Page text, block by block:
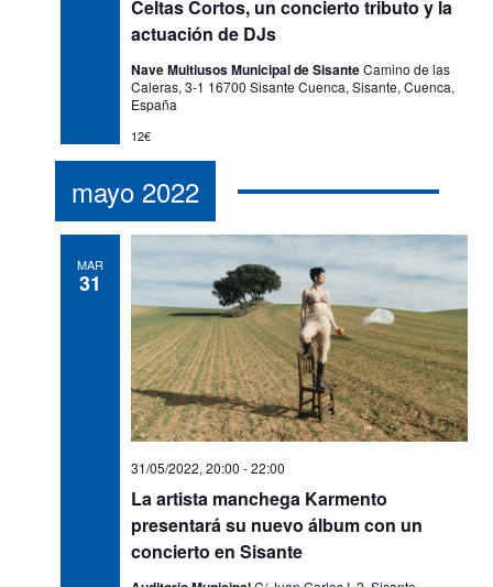
Celtas Cortos, un concierto tributo y la
actuación de DJs
Nave Multiusos Municipal de SisanteCamino de las
Caleras, 3-1 16700 Sisante Cuenca, Sisante, Cuenca,
España
12€
mayo 2022
MAR
31
La artista manchega Karmento
presentará su nuevo álbum con un
concierto en Sisante
31/05/2022, 20:00 -22:00